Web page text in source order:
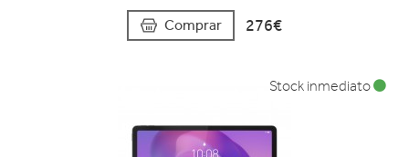
Comprar 276€
Stock inmediato